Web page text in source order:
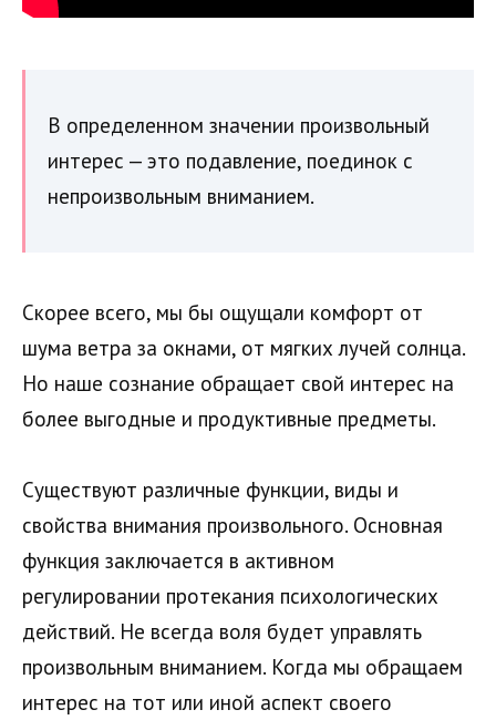
В определенном значении произвольный
интерес — это подавление, поединок с
непроизвольным вниманием.
Скорее всего, мы бы ощущали комфорт от
шума ветра за окнами, от мягких лучей солнца.
Но наше сознание обращает свой интерес на
более выгодные и продуктивные предметы.
Существуют различные функции, виды и
свойства внимания произвольного. Основная
функция заключается в активном
регулировании протекания психологических
действий. Не всегда воля будет управлять
произвольным вниманием. Когда мы обращаем
интерес на тот или иной аспект своего